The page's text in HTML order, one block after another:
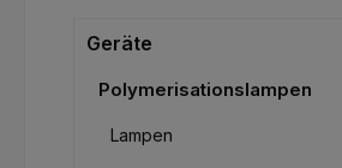
Geräte
Polymerisationslampen
Lampen